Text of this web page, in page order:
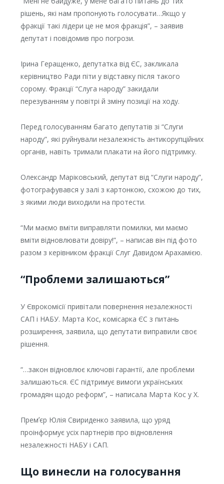
рішень, які нам пропонують голосувати…Якщо у
фракції такі лідери це не моя фракція”, – заявив
депутат і повідомив про погрози.
Ірина Геращенко, депутатка від ЄС, закликала
керівництво Ради піти у відставку після такого
сорому. Фракції “Слуга народу” закидали
перезуванням у повітрі й зміну позиції на ходу.
Перед голосуванням багато депутатів зі “Слуги
народу”, які руйнували незалежність антикорупційних
органів, навіть тримали плакати на його підтримку.
Олександр Маріковський, депутат від “Слуги народу”,
фотографувався у залі з картонкою, схожою до тих,
з якими люди виходили на протести.
“Ми маємо вміти виправляти помилки, ми маємо
вміти відновлювати довіру!”, – написав він під фото
разом з керівником фракції Слуг Давидом Арахамією.
“Проблеми залишаються”
У Єврокомісії привітали повернення незалежності
САП і НАБУ. Марта Кос, комісарка ЄС з питань
розширення, заявила, що депутати виправили своє
рішення.
“…закон відновлює ключові гарантії, але проблеми
залишаються. ЄС підтримує вимоги українських
громадян щодо реформ”, – написала Марта Кос у Х.
Премʼєр Юлія Свириденко заявила, що уряд
проінформує усіх партнерів про відновлення
незалежності НАБУ і САП.
Що винесли на голосування